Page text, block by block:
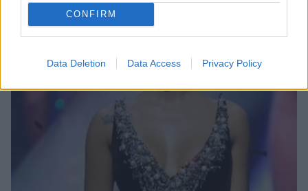
CONFIRM
Data Deletion Data Access Privacy Policy